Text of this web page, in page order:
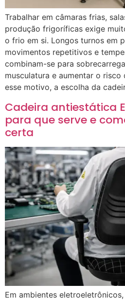
Trabalhar em câmaras frias,
produção frigoríficas exige
o frio em si. Longos turnos em
movimentos repetitivos e
combinam-se para
musculatura e aumentar o risco
esse motivo, a escolha da
Cadeira antiestática
para que serve e
certa
Em ambientes